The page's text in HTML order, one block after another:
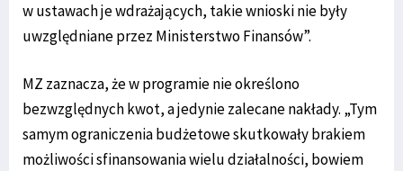
w ustawach je wdrażających, takie wnioski nie były
uwzględniane przez Ministerstwo Finansów”.
MZ zaznacza, że w programie nie określono
bezwzględnych kwot, a jedynie zalecane nakłady. „Tym
samym ograniczenia budżetowe skutkowały brakiem
możliwości sfinansowania wielu działalności, bowiem